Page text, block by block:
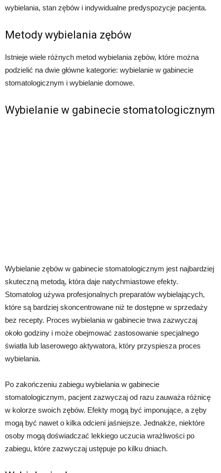
wybielania, stan zębów i indywidualne predyspozycje pacjenta.
Metody wybielania zębów
Istnieje wiele różnych metod wybielania zębów, które można
podzielić na dwie główne kategorie: wybielanie w gabinecie
stomatologicznym i wybielanie domowe.
Wybielanie w gabinecie stomatologicznym
Wybielanie zębów w gabinecie stomatologicznym jest najbardziej
skuteczną metodą, która daje natychmiastowe efekty.
Stomatolog używa profesjonalnych preparatów wybielających,
które są bardziej skoncentrowane niż te dostępne w sprzedaży
bez recepty. Proces wybielania w gabinecie trwa zazwyczaj
około godziny i może obejmować zastosowanie specjalnego
światła lub laserowego aktywatora, który przyspiesza proces
wybielania.
Po zakończeniu zabiegu wybielania w gabinecie
stomatologicznym, pacjent zazwyczaj od razu zauważa różnicę
w kolorze swoich zębów. Efekty mogą być imponujące, a zęby
mogą być nawet o kilka odcieni jaśniejsze. Jednakże, niektóre
osoby mogą doświadczać lekkiego uczucia wrażliwości po
zabiegu, które zazwyczaj ustępuje po kilku dniach.